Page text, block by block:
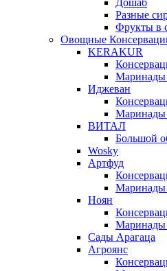
Дошаб
Разные
Фрукты в
Овощные
KERAKUR
Иджеван
ВИТАЛ
Большой
Wosky
Артфуд
Ноян
Сады Арагаца
Агроянс